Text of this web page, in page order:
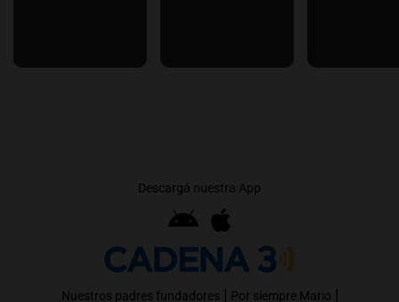
Descargá nuestra App
Nuestros padres fundadores | Por siempre Mario |